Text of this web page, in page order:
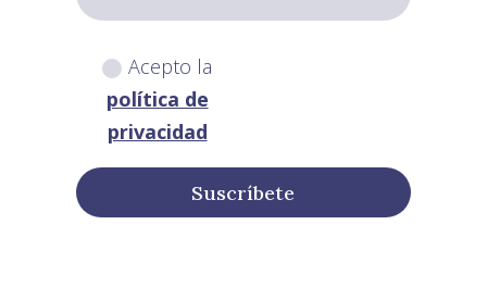
Acepto la
política de
privacidad
Suscríbete